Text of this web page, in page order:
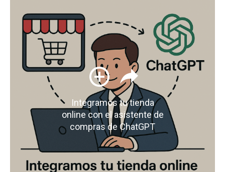
Integramos tu tienda
online con el asistente de
compras de ChatGPT